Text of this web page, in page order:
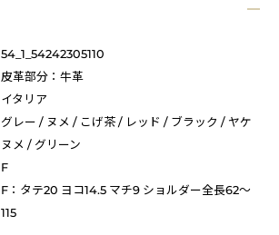
54_1_54242305110
皮革部分：牛革
イタリア
グレー / ヌメ / こげ茶 / レッド / ブラック / ヤケ
ヌメ / グリーン
F
F：タテ20 ヨコ14.5 マチ9 ショルダー全長62～
115